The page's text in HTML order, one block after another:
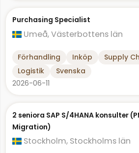
Purchasing Specialist
Umeå, Västerbottens län
Förhandling Inköp Supply
Logistik
Svenska
2026-06-11
2 seniora SAP S/4HANA konsulter
Migration)
Stockholm, Stockholms län